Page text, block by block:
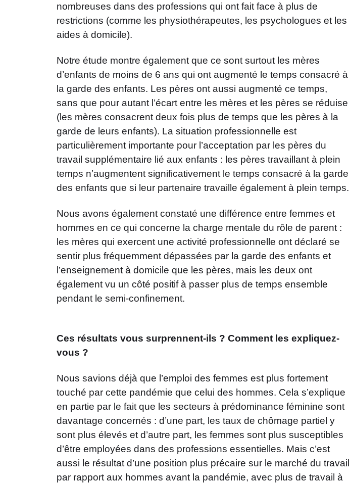
nombreuses dans des professions qui ont fait face à plus de
restrictions (comme les physiothérapeutes, les psychologues et les
aides à domicile).
Notre étude montre également que ce sont surtout les mères
d’enfants de moins de 6 ans qui ont augmenté le temps consacré à
la garde des enfants. Les pères ont aussi augmenté ce temps,
sans que pour autant l’écart entre les mères et les pères se réduise
(les mères consacrent deux fois plus de temps que les pères à la
garde de leurs enfants). La situation professionnelle est
particulièrement importante pour l’acceptation par les pères du
travail supplémentaire lié aux enfants : les pères travaillant à plein
temps n’augmentent significativement le temps consacré à la garde
des enfants que si leur partenaire travaille également à plein temps.
Nous avons également constaté une différence entre femmes et
hommes en ce qui concerne la charge mentale du rôle de parent :
les mères qui exercent une activité professionnelle ont déclaré se
sentir plus fréquemment dépassées par la garde des enfants et
l’enseignement à domicile que les pères, mais les deux ont
également vu un côté positif à passer plus de temps ensemble
pendant le semi-confinement.
Ces résultats vous surprennent-ils ? Comment les expliquez-
vous ?
Nous savions déjà que l’emploi des femmes est plus fortement
touché par cette pandémie que celui des hommes. Cela s’explique
en partie par le fait que les secteurs à prédominance féminine sont
davantage concernés : d’une part, les taux de chômage partiel y
sont plus élevés et d’autre part, les femmes sont plus susceptibles
d’être employées dans des professions essentielles. Mais c’est
aussi le résultat d’une position plus précaire sur le marché du travail
par rapport aux hommes avant la pandémie, avec plus de travail à